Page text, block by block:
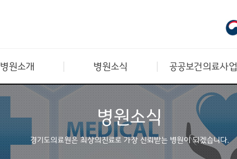
병원소개 병원소식 공공보건의료사업
병원소식
경기도의료원은 최상의진료로 가장 신뢰받는 병원이 되겠습니다.